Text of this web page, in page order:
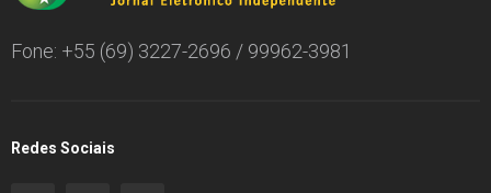
Fone: +55 (69) 3227-2696 / 99962-3981
Redes Sociais